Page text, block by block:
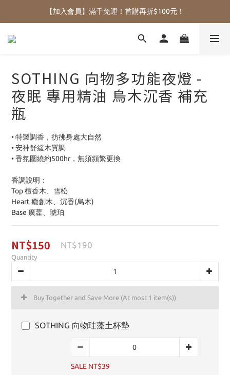
【加入會員】滿千免運！首購再折$100元！
SOTHING 向物多功能夜燈 -
夜眠 專用精油 烏木沉香 補充
瓶
• 特製調香，彷彿身處大自然
• 安神舒緩木質調
• 香氛圍繞約500hr，無須頻繁更換
香調說明：
Top 檀香木、雪松
Heart 癒創木、沉香(烏木)
Base 廣藿、琥珀
NT$150 NT$190
Quantity
Buy Together and Save More (At most 1 item(s))
SOTHING 向物珪藻土杯墊
SALE NT$39